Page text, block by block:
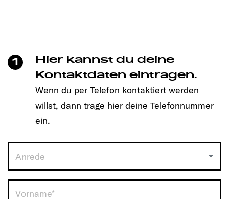
So einfach geht es:
1. Daten eingeben
2. Händler auswählen & abschicken
3. Dein Sunlight Händler meldet sich bei Dir!
1
Hier kannst du deine
Kontaktdaten eintragen.
Wenn du per Telefon kontaktiert werden
willst, dann trage hier deine Telefonnummer
ein.
Anrede